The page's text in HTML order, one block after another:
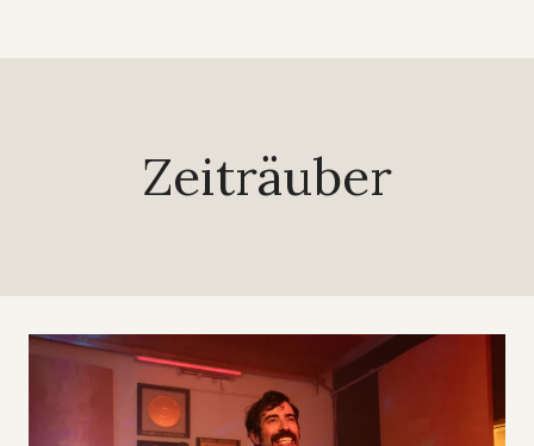
Zeiträuber